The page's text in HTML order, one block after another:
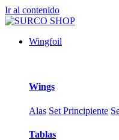
Ir al contenido
Wingfoil
Wings
Alas Set Principiente
Tablas